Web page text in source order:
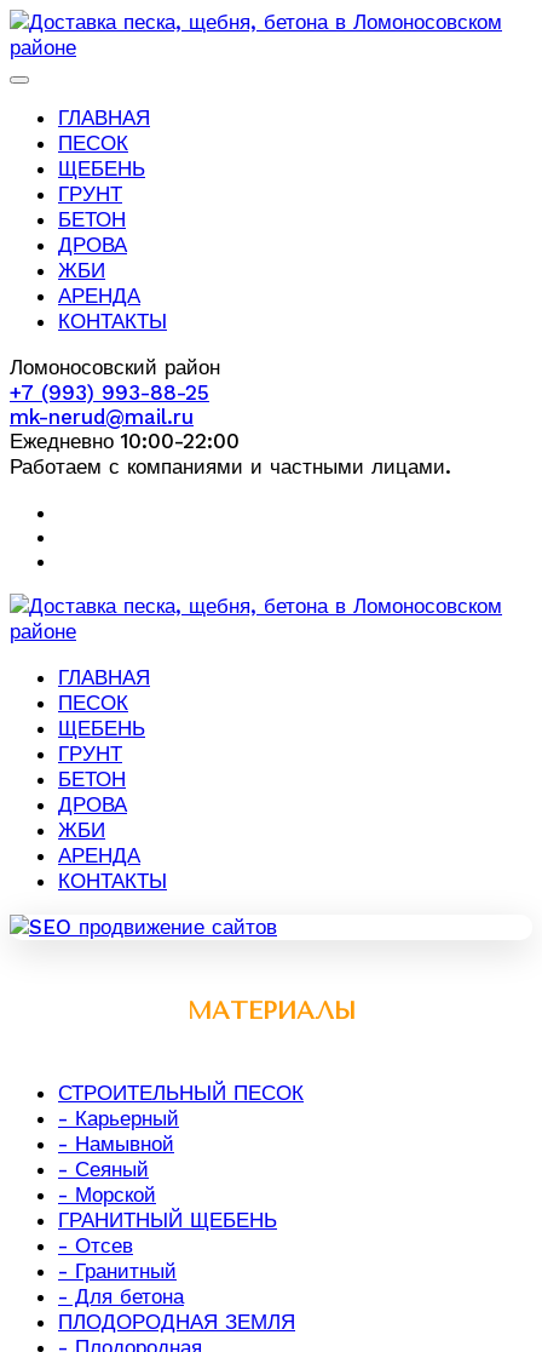
ГЛАВНАЯ
ПЕСОК
ЩЕБЕНЬ
ГРУНТ
БЕТОН
ДРОВА
ЖБИ
АРЕНДА
КОНТАКТЫ
Ломоносовский район
+7 (993) 993-88-25
mk-nerud@mail.ru
Ежедневно 10:00-22:00
Работаем с компаниями и частными лицами.
ГЛАВНАЯ
ПЕСОК
ЩЕБЕНЬ
ГРУНТ
БЕТОН
ДРОВА
ЖБИ
АРЕНДА
КОНТАКТЫ
МАТЕРИАЛЫ
СТРОИТЕЛЬНЫЙ ПЕСОК
- Карьерный
- Намывной
- Сеяный
- Морской
ГРАНИТНЫЙ ЩЕБЕНЬ
- Отсев
- Гранитный
- Для бетона
ПЛОДОРОДНАЯ ЗЕМЛЯ